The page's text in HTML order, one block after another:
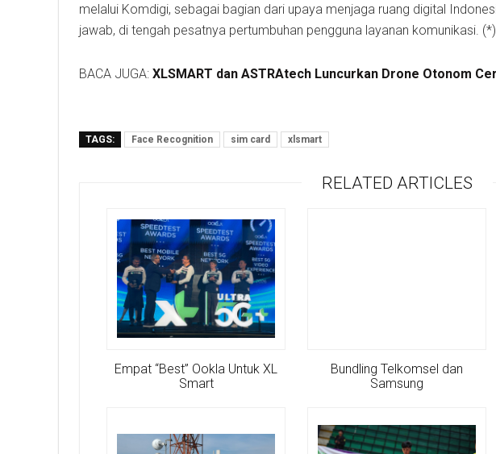
melalui Komdigi, sebagai bagian dari upaya menjaga ruang digital
jawab, di tengah pesatnya pertumbuhan pengguna layanan komunikasi. (*)
BACA JUGA: XLSMART dan ASTRAtech Luncurkan Drone Otonom
TAGS: Face Recognition sim card xlsmart
RELATED ARTICLES
Empat “Best” Ookla Untuk XL
Smart
Bundling Telkomsel dan
Samsung